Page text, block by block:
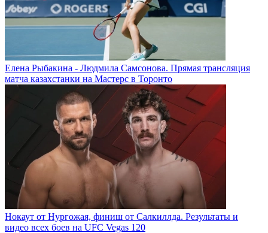
Елена Рыбакина - Людмила Самсонова. Прямая трансляция
матча казахстанки на Мастерс в Торонто
Нокаут от Нургожая, финиш от Салкиллда. Результаты и
видео всех боев на UFC Vegas 120